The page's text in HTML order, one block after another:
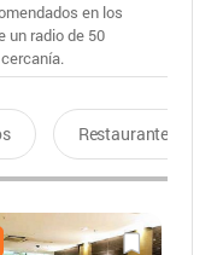
en los
un radio de 50
Restaurantes